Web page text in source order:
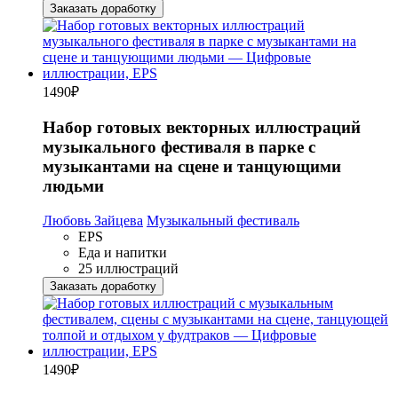
Заказать доработку
1490₽
Набор готовых векторных иллюстраций
музыкального фестиваля в парке с
музыкантами на сцене и танцующими
людьми
Любовь Зайцева Музыкальный фестиваль
EPS
Еда и напитки
25 иллюстраций
Заказать доработку
1490₽